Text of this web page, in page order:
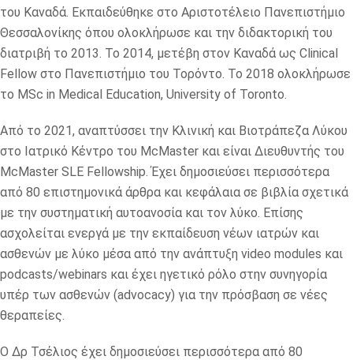
του Καναδά. Εκπαιδεύθηκε στο Αριστοτέλειο Πανεπιστήμιο
Θεσσαλονίκης όπου ολοκλήρωσε και την διδακτορική του
διατριβή το 2013. Το 2014, μετέβη στον Καναδά ως Clinical
Fellow στο Πανεπιστήμιο του Τορόντο. Το 2018 ολοκλήρωσε
το MSc in Medical Education, University of Toronto.
Από το 2021, αναπτύσσει την Κλινική και Βιοτράπεζα Λύκου
στο Ιατρικό Κέντρο του McMaster και είναι Διευθυντής του
McMaster SLE Fellowship. Έχει δημοσιεύσει περισσότερα
από 80 επιστημονικά άρθρα και κεφάλαια σε βιβλία σχετικά
με την συστηματική αυτοανοσία και τον λύκο. Επίσης
ασχολείται ενεργά με την εκπαίδευση νέων ιατρών και
ασθενών με λύκο μέσα από την ανάπτυξη video modules και
podcasts/webinars και έχει ηγετικό ρόλο στην συνηγορία
υπέρ των ασθενών (advocacy) για την πρόσβαση σε νέες
θεραπείες.
Ο Δρ Τσέλιος έχει δημοσιεύσει περισσότερα από 80